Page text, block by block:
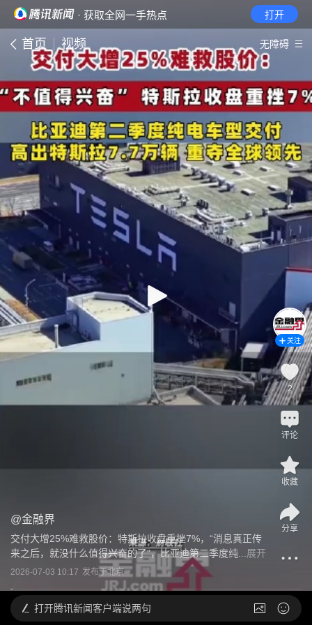
· 获取全网一手热点 打开
首页 视频 无障碍
@金融界
交付大增25%难救股价：特斯拉收盘重挫7%，“消息真正传
来之后，就没什么值得兴奋的了”，比亚迪第二季度纯... 展开
2026-07-03 10:17 发布于北京
关注
2
评论
收藏
分享
打开腾讯新闻客户端说两句